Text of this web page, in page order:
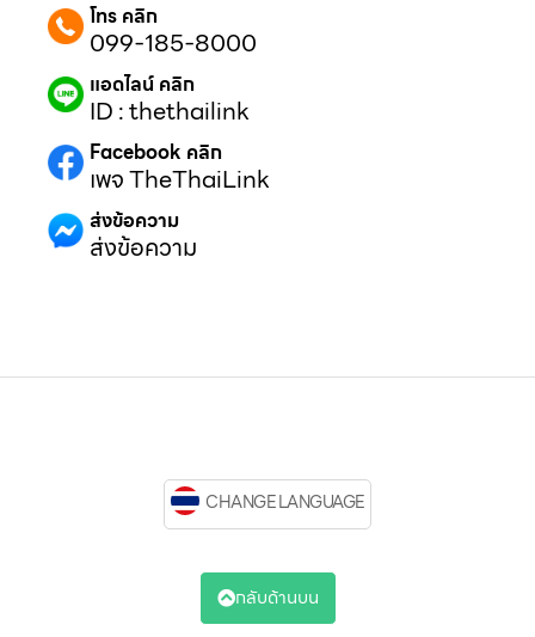
โทร คลิก
099-185-8000
แอดไลน์ คลิก
ID : thethailink
Facebook คลิก
เพจ TheThaiLink
ส่งข้อความ
ส่งข้อความ
CHANGE LANGUAGE
กลับด้านบน